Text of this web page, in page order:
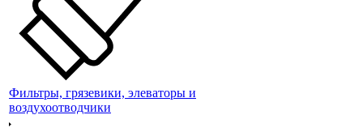
Фильтры, грязевики, элеваторы и
воздухоотводчики